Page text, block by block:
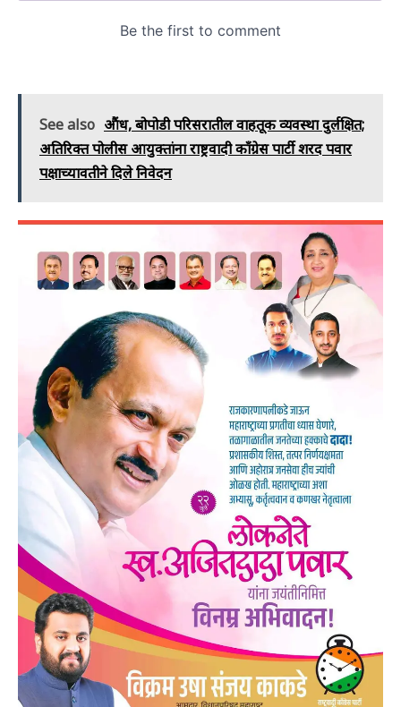
See also औंध, बोपोडी परिसरातील वाहतूक व्यवस्था दुर्लक्षित;
अतिरिक्त पोलीस आयुक्तांना राष्ट्रवादी काँग्रेस पार्टी शरद पवार
पक्षाच्यावतीने दिले निवेदन